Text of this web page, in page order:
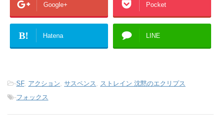
Google+ Pocket
B! Hatena LINE
-SF, アクション, サスペンス, ストレイン 沈黙のエクリプス
-フォックス